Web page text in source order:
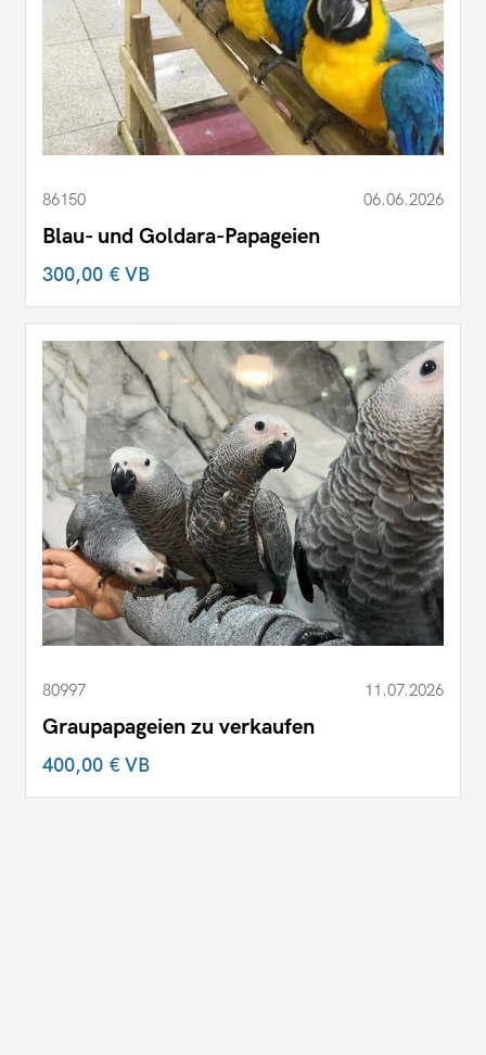
86150 06.06.2026
Blau- und Goldara-Papageien
300,00 €VB
80997 11.07.2026
Graupapageien zu verkaufen
400,00 €VB